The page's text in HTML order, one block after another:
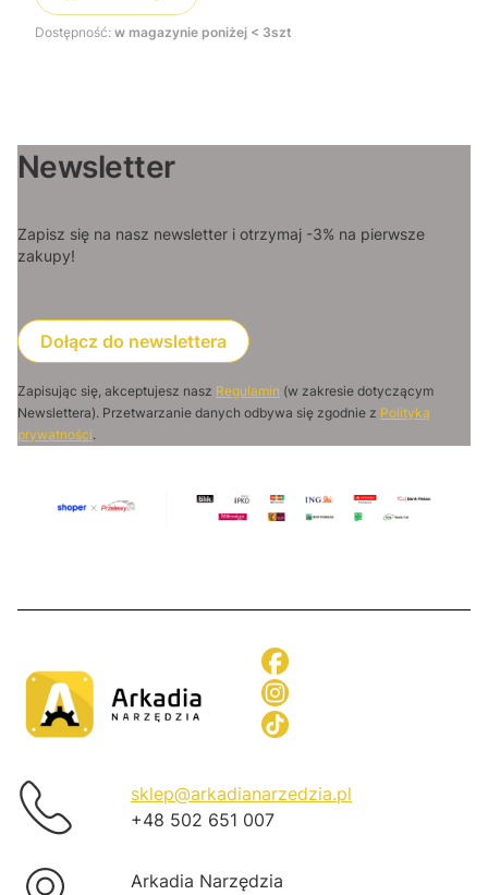
Dostępność: w magazynie poniżej < 3szt
Newsletter
Zapisz się na nasz newsletter i otrzymaj -3% na pierwsze
zakupy!
Dołącz do newslettera
Zapisując się, akceptujesz nasz Regulamin (w zakresie dotyczącym
Newslettera). Przetwarzanie danych odbywa się zgodnie z Polityką
prywatności.
sklep@arkadianarzedzia.pl
+48 502 651 007
Arkadia Narzędzia